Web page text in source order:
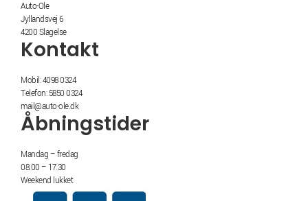
Auto-Ole
Jyllandsvej 6
4200 Slagelse
Kontakt
Mobil: 4098 0324
Telefon: 5850 0324
mail@auto-ole.dk
Åbningstider
Mandag – fredag
08.00 – 17.30
Weekend lukket